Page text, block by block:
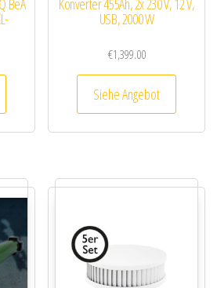
BeA Konverter 455Ah, 2x 230 V, 12 V,
USB, 2000 W
€1,399.00
Siehe Angebot